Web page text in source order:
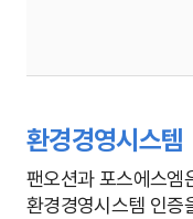
환경경영시스템
팬오션과 포스에스
환경경영시스템 인증